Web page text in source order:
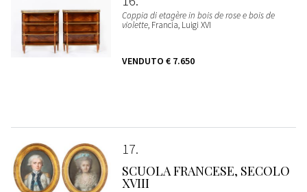
Coppia di etagère in bois de rose e bois de
violette, Francia, Luigi XVI
VENDUTO € 7.650
17
SCUOLA FRANCESE, SECOLO
XVIII